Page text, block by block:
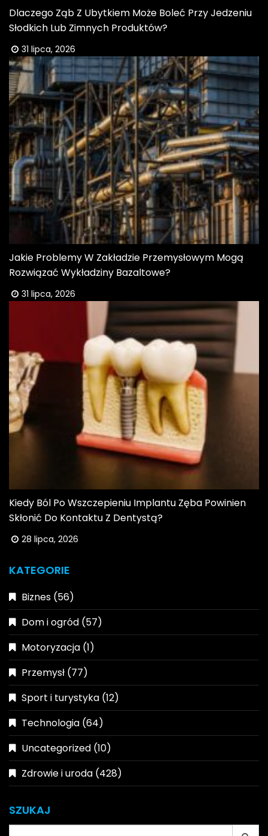
Dlaczego Ząb Z Ubytkiem Może Boleć Przy Jedzeniu
Słodkich Lub Zimnych Produktów?
31 lipca, 2026
Jakie Problemy W Zakładzie Przemysłowym Mogą
Rozwiązać Wykładziny Bazaltowe?
31 lipca, 2026
Kiedy Ból Po Wszczepieniu Implantu Zęba Powinien
Skłonić Do Kontaktu Z Dentystą?
28 lipca, 2026
KATEGORIE
Biznes (56)
Dom i ogród (57)
Motoryzacja (1)
Przemysł (77)
Sport i turystyka (12)
Technologia (64)
Uncategorized (10)
Zdrowie i uroda (428)
SZUKAJ